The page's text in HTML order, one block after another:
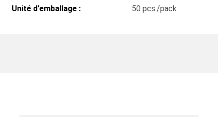
Unité d'emballage : 50 pcs./pack